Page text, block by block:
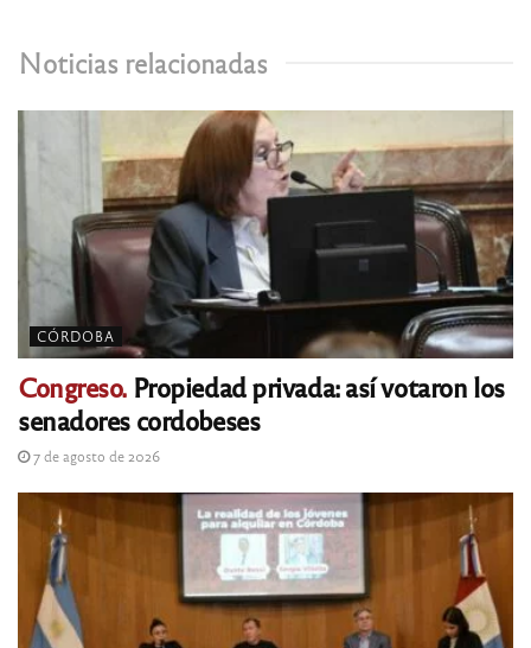
Noticias relacionadas
CÓRDOBA
Congreso. Propiedad privada: así votaron los
senadores cordobeses
7 de agosto de 2026